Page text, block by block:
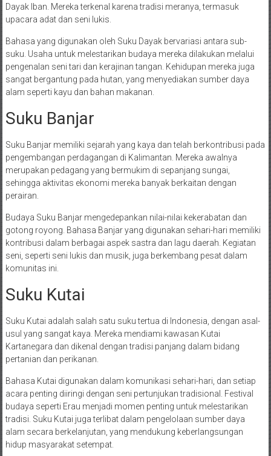
Dayak Iban. Mereka terkenal karena tradisi meranya, termasuk
upacara adat dan seni lukis.
Bahasa yang digunakan oleh Suku Dayak bervariasi antara sub-
suku. Usaha untuk melestarikan budaya mereka dilakukan melalui
pengenalan seni tari dan kerajinan tangan. Kehidupan mereka juga
sangat bergantung pada hutan, yang menyediakan sumber daya
alam seperti kayu dan bahan makanan.
Suku Banjar
Suku Banjar memiliki sejarah yang kaya dan telah berkontribusi pada
pengembangan perdagangan di Kalimantan. Mereka awalnya
merupakan pedagang yang bermukim di sepanjang sungai,
sehingga aktivitas ekonomi mereka banyak berkaitan dengan
perairan.
Budaya Suku Banjar mengedepankan nilai-nilai kekerabatan dan
gotong royong. Bahasa Banjar yang digunakan sehari-hari memiliki
kontribusi dalam berbagai aspek sastra dan lagu daerah. Kegiatan
seni, seperti seni lukis dan musik, juga berkembang pesat dalam
komunitas ini.
Suku Kutai
Suku Kutai adalah salah satu suku tertua di Indonesia, dengan asal-
usul yang sangat kaya. Mereka mendiami kawasan Kutai
Kartanegara dan dikenal dengan tradisi panjang dalam bidang
pertanian dan perikanan.
Bahasa Kutai digunakan dalam komunikasi sehari-hari, dan setiap
acara penting diiringi dengan seni pertunjukan tradisional. Festival
budaya seperti Erau menjadi momen penting untuk melestarikan
tradisi. Suku Kutai juga terlibat dalam pengelolaan sumber daya
alam secara berkelanjutan, yang mendukung keberlangsungan
hidup masyarakat setempat.